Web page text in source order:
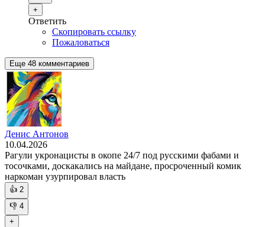
+
Ответить
Скопировать ссылку
Пожаловаться
Еще 48 комментариев
Денис Антонов
10.04.2026
Рагули укронацисты в окопе 24/7 под русскими фабами и
тосочками, доскакались на майдане, просроченный комик
наркоман узурпировал власть
👍 2
👎 4
+